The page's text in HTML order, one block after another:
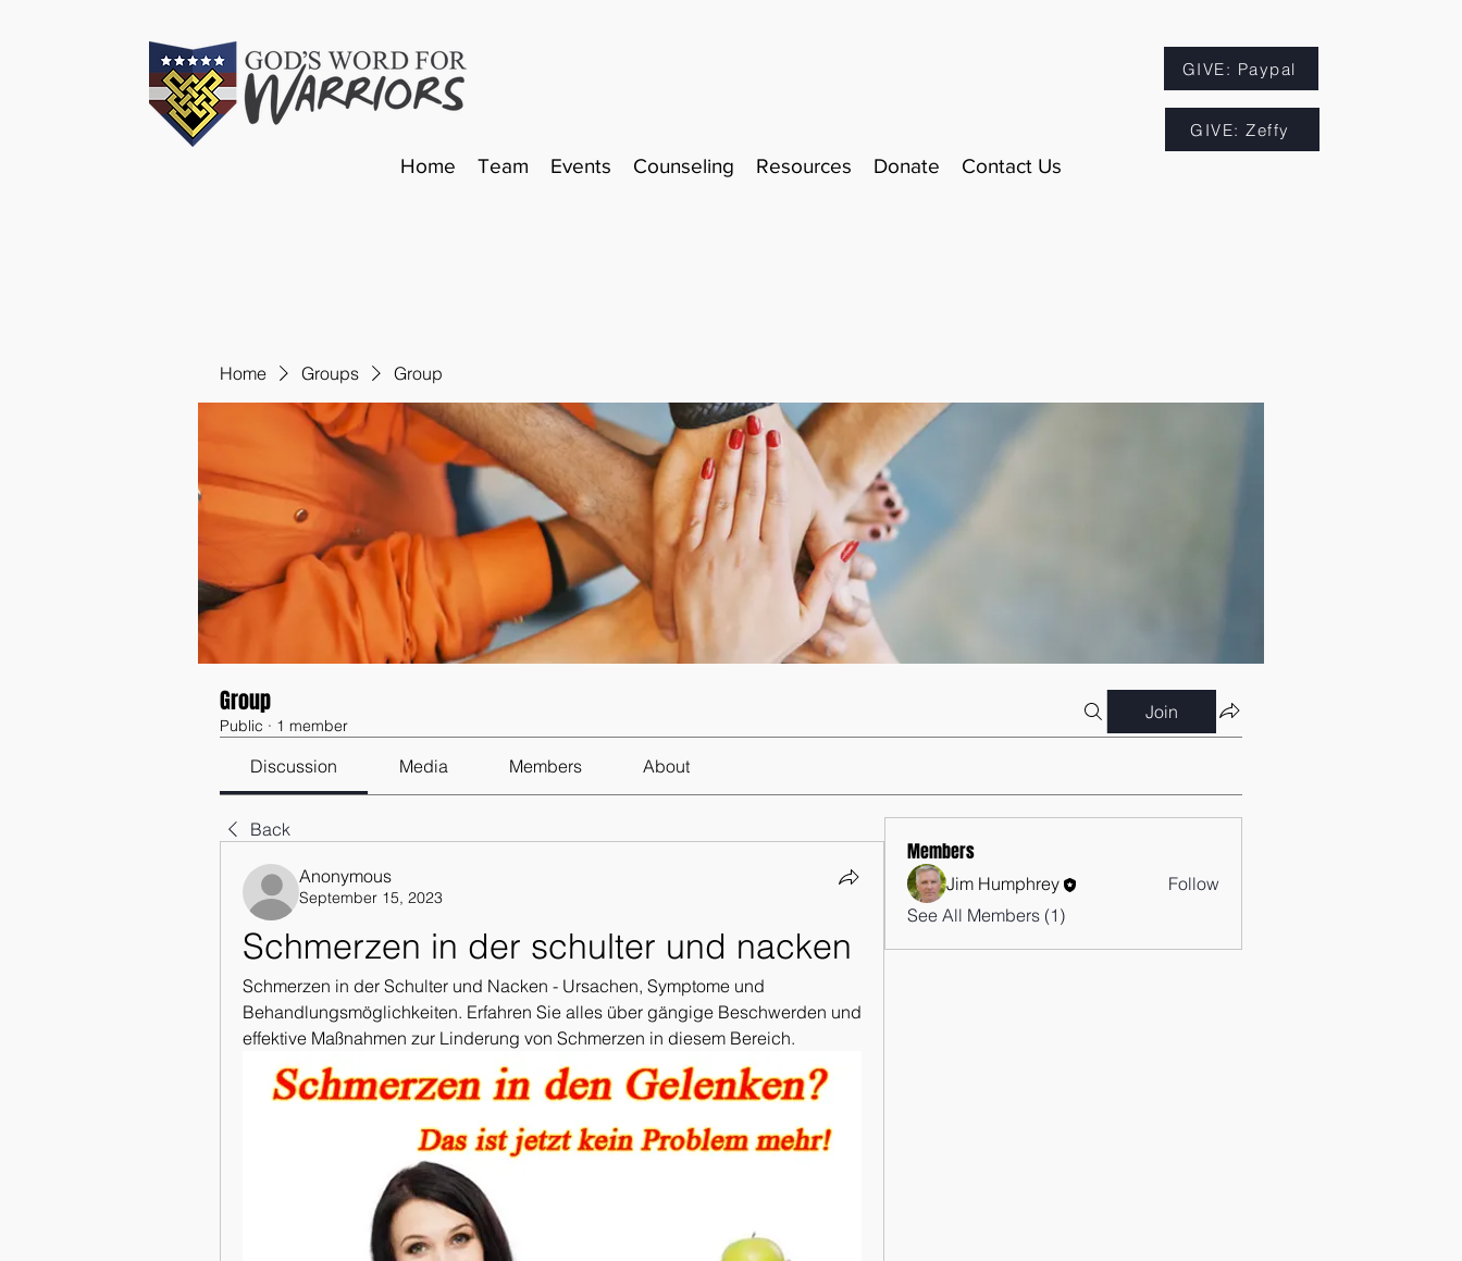
GIVE: Paypal
GIVE: Zeffy
Home Team Events Counseling Resources Donate Contact Us
Home Groups Group
Group
Public · 1 member
Join
Discussion Media Members About
Back
Anonymous
September 15, 2023
Schmerzen in der schulter und nacken
Schmerzen in der Schulter und Nacken - Ursachen, Symptome und
Behandlungsmöglichkeiten. Erfahren Sie alles über gängige Beschwerden und
effektive Maßnahmen zur Linderung von Schmerzen in diesem Bereich.
Members
Jim Humphrey
Follow
See All Members (1)